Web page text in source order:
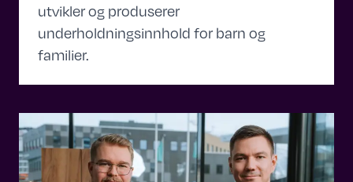
utvikler og produserer
underholdningsinnhold for barn og
familier.